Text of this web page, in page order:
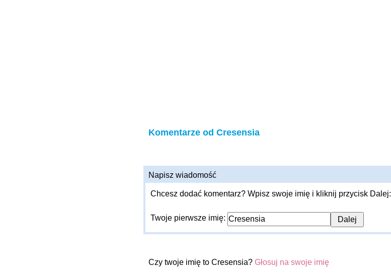
Komentarze od Cresensia
Napisz wiadomość
Chcesz dodać komentarz? Wpisz swoje imię i kliknij przycisk Dalej:
Twoje pierwsze imię:
Czy twoje imię to Cresensia? Głosuj na swoje imię